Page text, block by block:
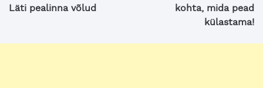
Läti pealinna võlud
kohta, mida pead
külastama!